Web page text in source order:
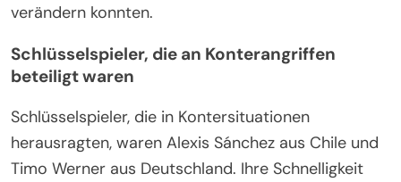
verändern konnten.
Schlüsselspieler, die an Konterangriffen
beteiligt waren
Schlüsselspieler, die in Kontersituationen
herausragten, waren Alexis Sánchez aus Chile und
Timo Werner aus Deutschland. Ihre Schnelligkeit